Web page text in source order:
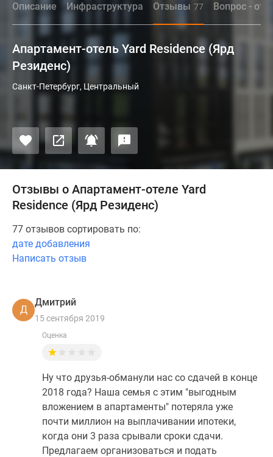
Описание Инфраструктура Отзывы 77 Вопрос -
Апартамент-отель Yard Residence (Ярд
Резиденс)
Санкт-Петербург, Центральный
Отзывы о Апартамент-отеле Yard
Residence (Ярд Резиденс)
77 отзывов сортировать по:
дате добавления
Написать отзыв
Д
Дмитрий
15 сентября 2019
Оценка
Ну что друзья-обманули нас со сдачей в конце
2018 года? Наша семья с этим "выгодным
вложением в апартаменты" потеряла уже
почти миллион на выплачивании ипотеки,
когда они 3 раза срывали сроки сдачи.
Предлагаем организоваться и подать